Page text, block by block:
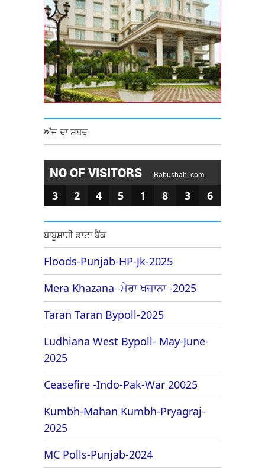
ਅੱਜ ਦਾ ਸ਼ਬਦ
NO OF VISITORS Babushahi.com
3 2 4 5 1 8 3 6
ਬਾਬੂਸ਼ਾਹੀ ਡਾਟਾ ਬੈਂਕ
Floods-Punjab-HP-Jk-2025
Mera Khazana -ਮੇਰਾ ਖਜ਼ਾਨਾ -2025
Taran Taran Bypoll-2025
Ludhiana West Bypoll- May-June-
2025
Ceasefire -Indo-Pak-War 20025
Kumbh-Mahan Kumbh-Pryagraj-
2025
MC Polls-Punjab-2024